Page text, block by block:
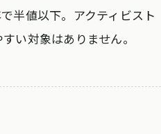
半値以下。アクティビスト
い対象はありません。